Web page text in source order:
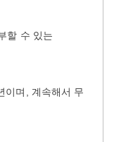
할 수 있는
이며, 계속해서 무